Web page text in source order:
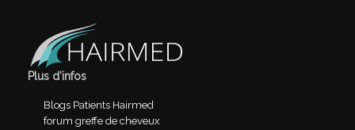
Plus d’infos
Blogs Patients Hairmed
forum greffe de cheveux